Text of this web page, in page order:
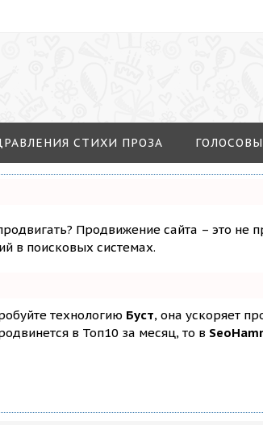
СТИХИ ПРОЗА
Продвижение сайта – это
в поисковых системах.
технологию Буст, она ускоряет
в Топ10 за месяц, то в